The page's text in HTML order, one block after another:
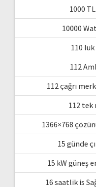
1000
10000
110
112
112 çağrı
112 tek
1366×768
15 günde
15 kW güneş
16 saatlik is